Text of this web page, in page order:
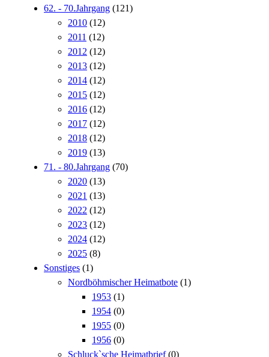
62. - 70.Jahrgang (121)
2010 (12)
2011 (12)
2012 (12)
2013 (12)
2014 (12)
2015 (12)
2016 (12)
2017 (12)
2018 (12)
2019 (13)
71. - 80.Jahrgang (70)
2020 (13)
2021 (13)
2022 (12)
2023 (12)
2024 (12)
2025 (8)
Sonstiges (1)
Nordböhmischer Heimatbote (1)
1953 (1)
1954 (0)
1955 (0)
1956 (0)
Schluck`sche Heimatbrief (0)